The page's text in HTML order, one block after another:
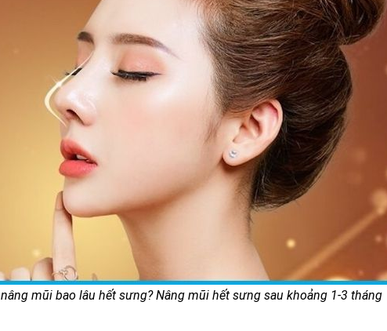
nâng mũi bao lâu hết sưng? Nâng mũi hết sưng sau khoảng 1-3 tháng